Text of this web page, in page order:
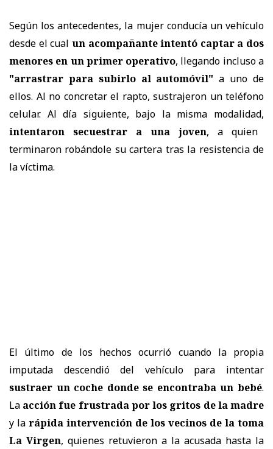
Según los antecedentes, la mujer conducía un vehículo
desde el cual un acompañante intentó captar a dos
menores en un primer operativo, llegando incluso a
"arrastrar para subirlo al automóvil" a uno de
ellos. Al no concretar el rapto, sustrajeron un teléfono
celular. Al día siguiente, bajo la misma modalidad,
intentaron secuestrar a una joven, a quien
terminaron robándole su cartera tras la resistencia de
la víctima.
El último de los hechos ocurrió cuando la propia
imputada descendió del vehículo para intentar
sustraer un coche donde se encontraba un bebé.
La acción fue frustrada por los gritos de la madre
y la rápida intervención de los vecinos de la toma
La Virgen, quienes retuvieron a la acusada hasta la